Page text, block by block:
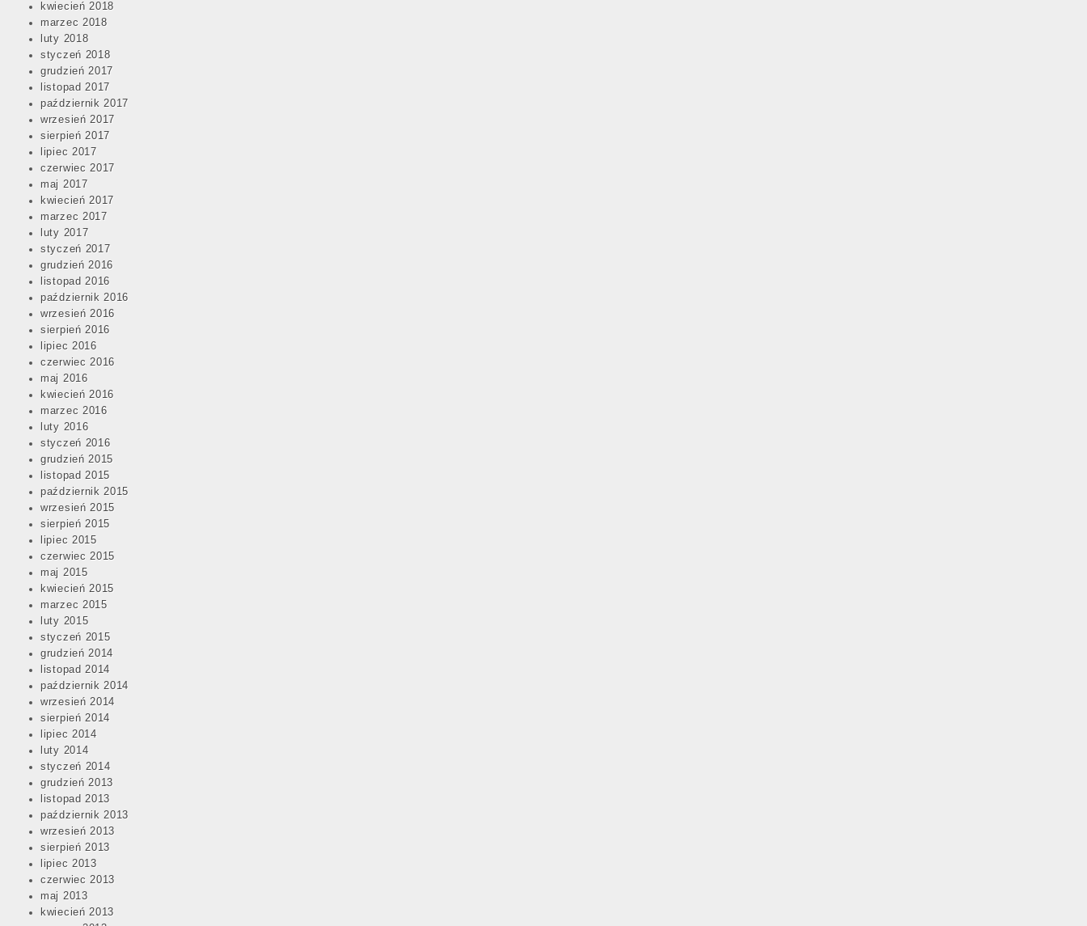
kwiecień 2018
marzec 2018
luty 2018
styczeń 2018
grudzień 2017
listopad 2017
październik 2017
wrzesień 2017
sierpień 2017
lipiec 2017
czerwiec 2017
maj 2017
kwiecień 2017
marzec 2017
luty 2017
styczeń 2017
grudzień 2016
listopad 2016
październik 2016
wrzesień 2016
sierpień 2016
lipiec 2016
czerwiec 2016
maj 2016
kwiecień 2016
marzec 2016
luty 2016
styczeń 2016
grudzień 2015
listopad 2015
październik 2015
wrzesień 2015
sierpień 2015
lipiec 2015
czerwiec 2015
maj 2015
kwiecień 2015
marzec 2015
luty 2015
styczeń 2015
grudzień 2014
listopad 2014
październik 2014
wrzesień 2014
sierpień 2014
lipiec 2014
luty 2014
styczeń 2014
grudzień 2013
listopad 2013
październik 2013
wrzesień 2013
sierpień 2013
lipiec 2013
czerwiec 2013
maj 2013
kwiecień 2013